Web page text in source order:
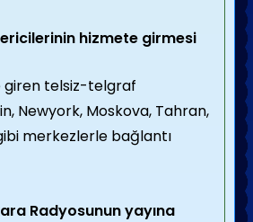
hizmete girmesi
giren telsiz-telgraf
Newyork, Moskova, Tahran,
merkezlerle bağlantı
Radyosunun yayına